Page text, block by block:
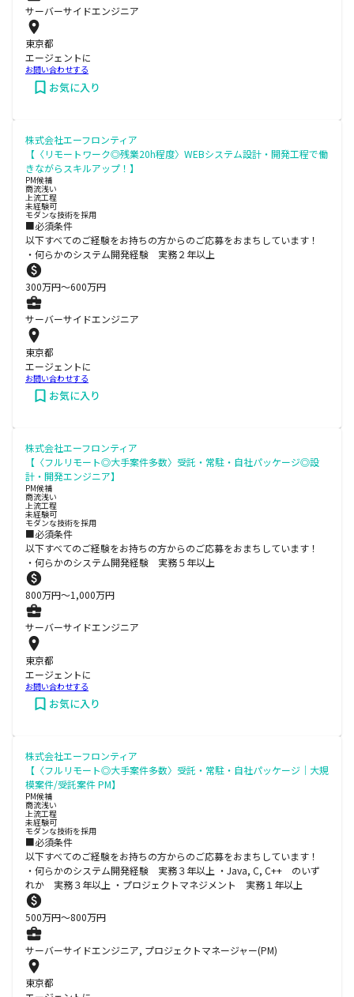
サーバーサイドエンジニア
東京都
エージェントに
お問い合わせする
お気に入り
株式会社エーフロンティア
【〈リモートワーク◎残業20h程度〉WEBシステム設計・開発工程で働
きながらスキルアップ！】
PM候補
商流浅い
上流工程
未経験可
モダンな技術を採用
■必須条件
以下すべてのご経験をお持ちの方からのご応募をおまちしています！
・何らかのシステム開発経験 実務２年以上
300万円〜600万円
サーバーサイドエンジニア
東京都
エージェントに
お問い合わせする
お気に入り
株式会社エーフロンティア
【〈フルリモート◎大手案件多数〉受託・常駐・自社パッケージ◎設
計・開発エンジニア】
PM候補
商流浅い
上流工程
未経験可
モダンな技術を採用
■必須条件
以下すべてのご経験をお持ちの方からのご応募をおまちしています！
・何らかのシステム開発経験 実務５年以上
800万円〜1,000万円
サーバーサイドエンジニア
東京都
エージェントに
お問い合わせする
お気に入り
株式会社エーフロンティア
【〈フルリモート◎大手案件多数〉受託・常駐・自社パッケージ｜大規
模案件/受託案件 PM】
PM候補
商流浅い
上流工程
未経験可
モダンな技術を採用
■必須条件
以下すべてのご経験をお持ちの方からのご応募をおまちしています！
・何らかのシステム開発経験 実務３年以上 ・Java, C, C++ のいず
れか 実務３年以上 ・プロジェクトマネジメント 実務１年以上
500万円〜800万円
サーバーサイドエンジニア, プロジェクトマネージャー(PM)
東京都